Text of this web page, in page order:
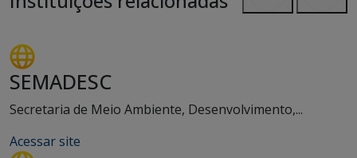
SEMADESC
Secretaria de Meio Ambiente, Desenvolvimento,...
Acessar site